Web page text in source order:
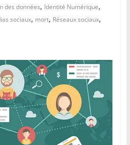
des données, Identité Numérique,
sociaux, mort, Réseaux sociaux,